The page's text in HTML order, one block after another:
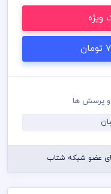
ویژه
و پرسش ها
های عضو شبکه شتاب
و با فرمت فتوشاپ می
فتوشاپ استفاده نمائید
در وب سایت میهن پی
کشور دریافت نمائید
به صرفه می توانید از
نظیر غلط املایی،
عکس و وکتور به عهده
به عهده خریدار می
خریدار می باشد